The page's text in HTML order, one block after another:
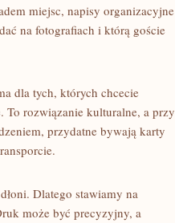
miejsc, napisy organizacyjne
na fotografiach i którą goście
dla tych, których chcecie
To rozwiązanie kulturalne, a przy
przydatne bywają karty
Dlatego stawiamy na
może być precyzyjny, a